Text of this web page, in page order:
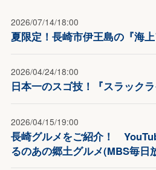
2026/07/14/18:00
夏限定！長崎市伊王島の『海上
2026/04/24/18:00
日本一のスゴ技！『スラック
2026/04/15/19:00
長崎グルメをご紹介！
るのあの郷土グルメ(MBS毎日